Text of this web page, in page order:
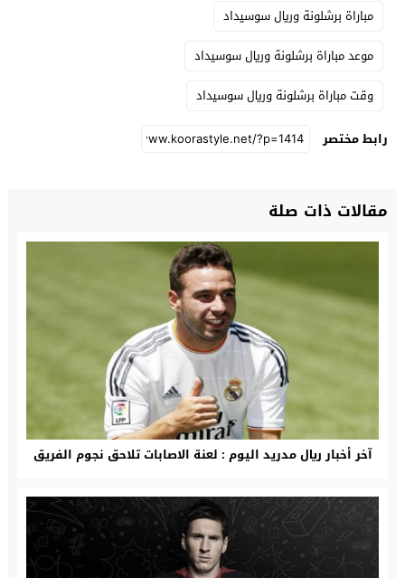
مباراة برشلونة وريال سوسيداد
موعد مباراة برشلونة وريال سوسيداد
وقت مباراة برشلونة وريال سوسيداد
رابط مختصر
مقالات ذات صلة
آخر أخبار ريال مدريد اليوم : لعنة الاصابات تلاحق نجوم الفريق